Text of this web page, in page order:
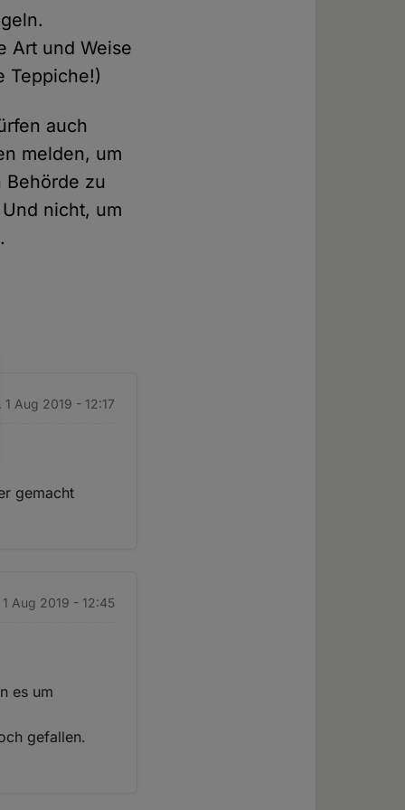
Art und Weise
Teppiche!)
auch
melden, um
zu
nicht, um
1 Aug 2019 - 12:17
gemacht
1 Aug 2019 - 12:45
es um
gefallen.